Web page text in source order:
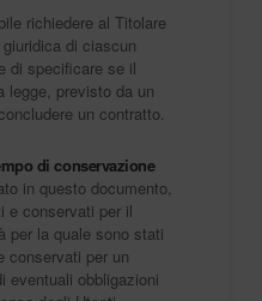
richiedere al Titolare
di ciascun
di specificare se il
legge, previsto da un
un contratto.
di conservazione
in questo documento,
e conservati per il
per la quale sono stati
conservati per un
eventuali obbligazioni